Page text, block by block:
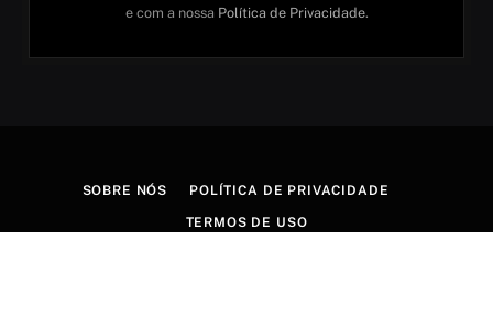
e com a nossa Política de Privacidade.
SOBRE NÓS POLÍTICA DE PRIVACIDADE
TERMOS DE USO